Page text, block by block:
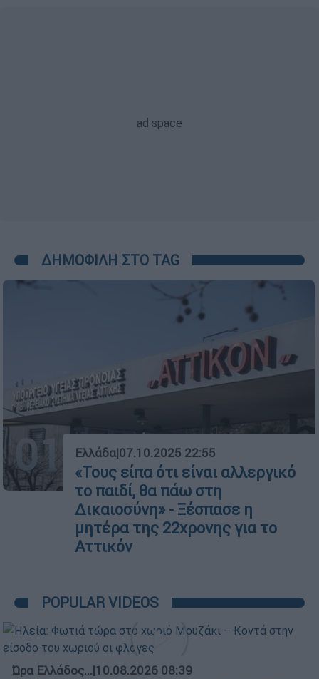
ΔΗΜΟΦΙΛΗ ΣΤΟ TAG
01 Ελλάδα|07.10.2025 22:55
«Τους είπα ότι είναι αλλεργικό
το παιδί, θα πάω στη
Δικαιοσύνη» - Ξέσπασε η
μητέρα της 22χρονης για το
Αττικόν
POPULAR VIDEOS
Ώρα Ελλάδος...|10.08.2026 08:39